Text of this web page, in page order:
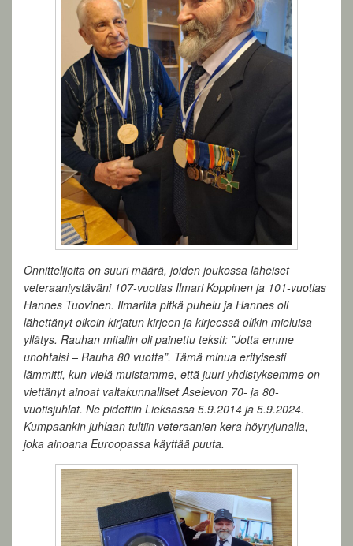
Onnittelijoita on suuri määrä, joiden joukossa läheiset
veteraaniystäväni 107-vuotias Ilmari Koppinen ja 101-vuotias
Hannes Tuovinen. Ilmarilta pitkä puhelu ja Hannes oli
lähettänyt oikein kirjatun kirjeen ja kirjeessä olikin mieluisa
yllätys. Rauhan mitaliin oli painettu teksti: ”Jotta emme
unohtaisi – Rauha 80 vuotta”. Tämä minua erityisesti
lämmitti, kun vielä muistamme, että juuri yhdistyksemme on
viettänyt ainoat valtakunnalliset Aselevon 70- ja 80-
vuotisjuhlat. Ne pidettiin Lieksassa 5.9.2014 ja 5.9.2024.
Kumpaankin juhlaan tultiin veteraanien kera höyryjunalla,
joka ainoana Euroopassa käyttää puuta.